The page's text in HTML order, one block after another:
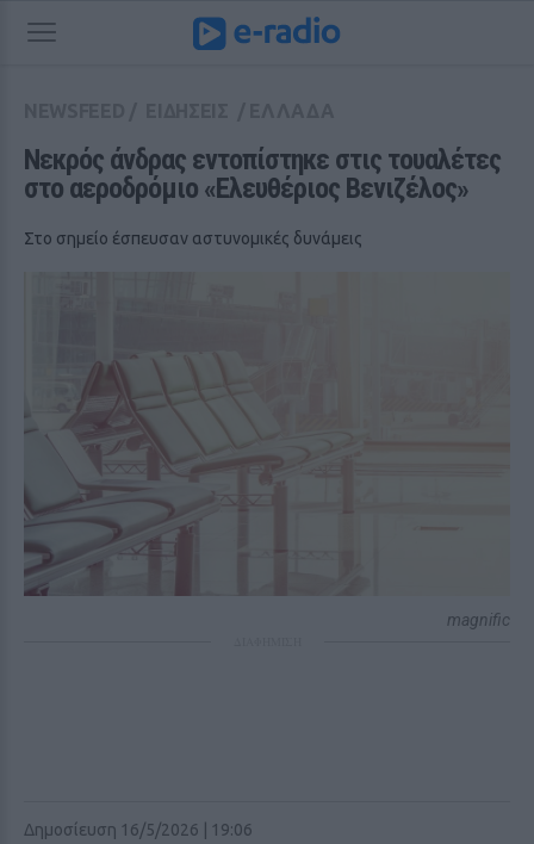
Νεκρός άνδρας εντοπίστηκε στις τουαλέτες
στο αεροδρόμιο «Ελευθέριος Βενιζέλος»
Στο σημείο έσπευσαν αστυνομικές δυνάμεις
magnific
Δημοσίευση 16/5/2026 | 19:06